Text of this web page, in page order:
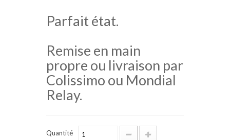
Parfait état.
Remise en main
propre ou livraison par
Colissimo ou Mondial
Relay.
Quantité